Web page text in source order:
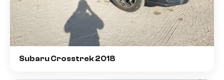
Subaru Crosstrek 2018